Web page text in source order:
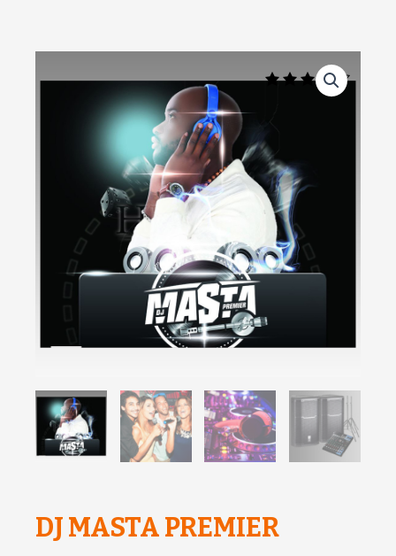
DJ MASTA PREMIER